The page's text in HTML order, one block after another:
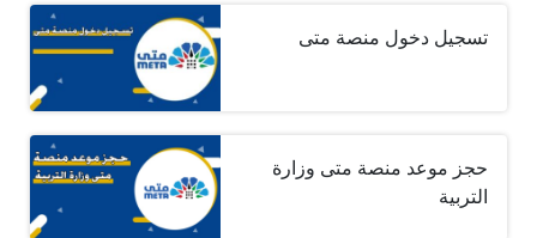
تسجيل دخول منصة متى
حجز موعد منصة متى وزارة
التربية